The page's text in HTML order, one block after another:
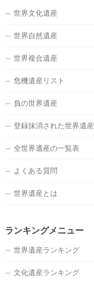
世界文化遺産
世界自然遺産
世界複合遺産
危機遺産リスト
負の世界遺産
登録抹消された世界遺産
全世界遺産の一覧表
よくある質問
世界遺産とは
ランキングメニュー
世界遺産ランキング
文化遺産ランキング